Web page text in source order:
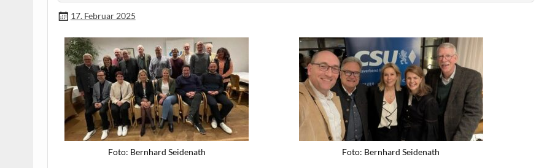
17. Februar 2025
Foto: Bern­hard Seidenath Foto: Bern­hard Seidenath